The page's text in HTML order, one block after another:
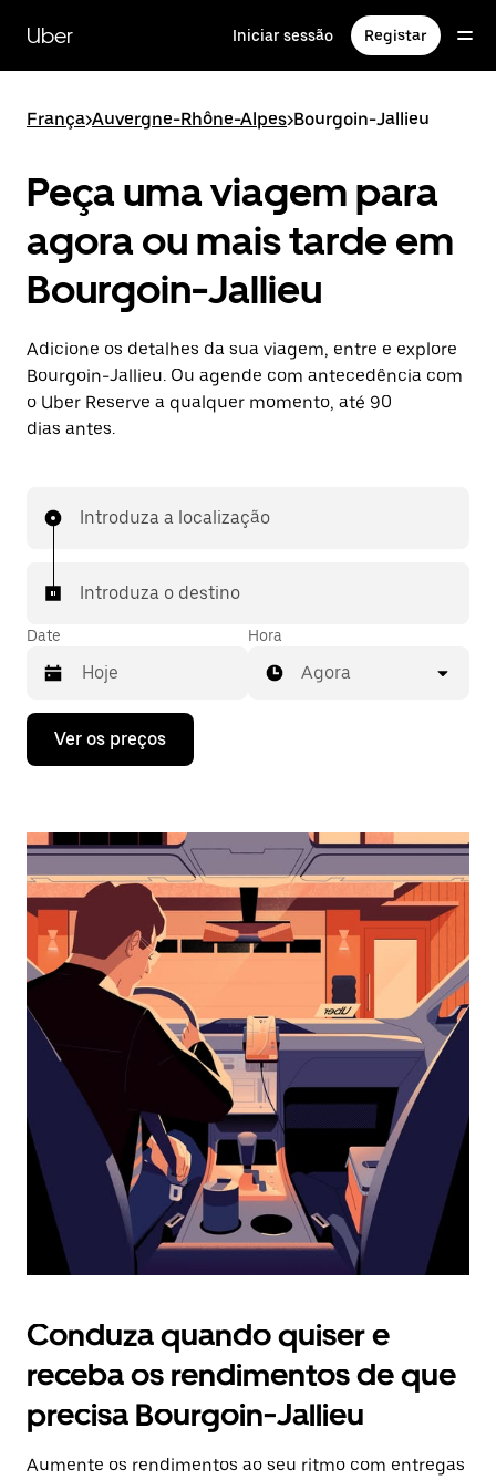
para
conteúdo
Uber Iniciar sessão Registar
França>Auvergne-Rhône-Alpes>Bourgoin-Jallieu
Peça uma viagem para
agora ou mais tarde em
Bourgoin-Jallieu
Adicione os detalhes da sua viagem, entre e explore
Bourgoin-Jallieu. Ou agende com antecedência com
o Uber Reserve a qualquer momento, até 90
dias antes.
Introduza a localização
Introduza o destino
Date
Prima
tecla
interagir
o
calendário
selecionar
uma
data.
Prima
o
botão
o
calendário.
Hora
Agora
Ver os preços
Conduza quando quiser e
receba os rendimentos de que
precisa Bourgoin-Jallieu
Aumente os rendimentos ao seu ritmo com entregas